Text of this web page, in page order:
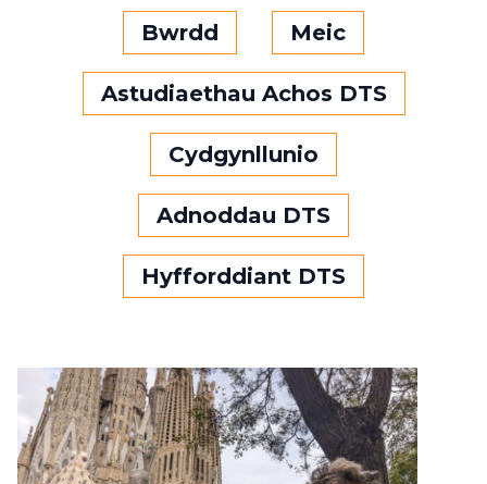
Bwrdd Meic
Astudiaethau Achos DTS
Cydgynllunio
Adnoddau DTS
Hyfforddiant DTS